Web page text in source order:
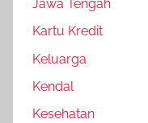
Jawa Tengah
Kartu Kredit
Keluarga
Kendal
Kesehatan